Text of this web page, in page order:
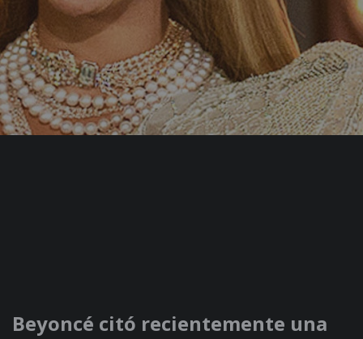
Beyoncé citó recientemente una